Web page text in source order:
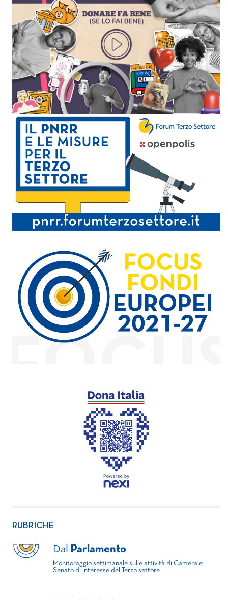
RUBRICHE
Dal Parlamento
Monitoraggio settimanale sulle attività di Camera e
Senato di interesse del Terzo settore